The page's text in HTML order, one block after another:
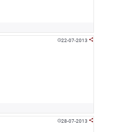
22-07-2013 
28-07-2013 